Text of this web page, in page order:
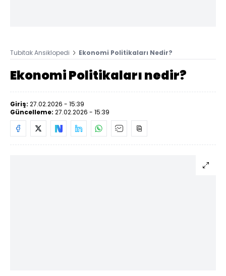
Tubitak Ansiklopedi Ekonomi Politikaları Nedir?
Ekonomi Politikaları nedir?
Giriş: 27.02.2026 - 15:39
Güncelleme: 27.02.2026 - 15:39